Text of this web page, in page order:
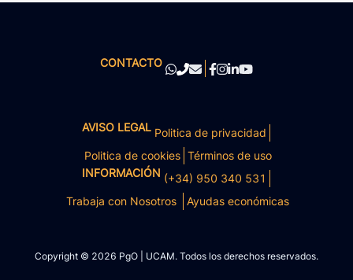
CONTACTO
AVISO LEGAL Politica de privacidad
Politica de cookies Términos de uso
INFORMACIÓN (+34) 950 340 531
Trabaja con Nosotros
Ayudas económicas
Copyright © 2026 PgO | UCAM. Todos los derechos reservados.